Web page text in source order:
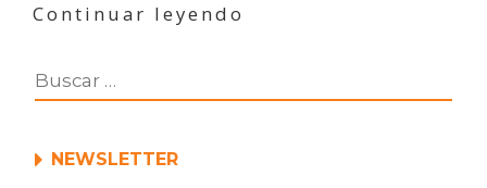
Continuar leyendo
por
NEWSLETTER